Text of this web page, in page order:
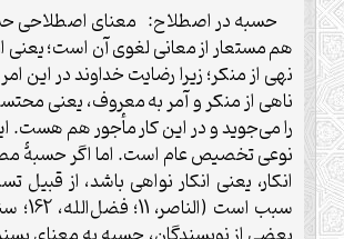
حسبه در اصطلاح: معنای اصطلاحی
هم مستعار از معانی لغوی آن است؛ یعنی
نهی از منکر؛ زیرا رضایت خداوند در این
ناهی از منکر و آمر به معروف، یعنی
را می‌جوید و در این کار مأجور هم هست.
نوعی تخصیص عام است. اما اگر حسبۀ
انکار، یعنی انکار نواهی باشد، از
سبب است